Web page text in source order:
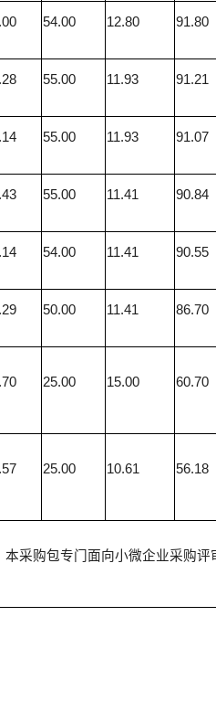
54.00 12.80 91.80
55.00 11.93 91.21
55.00 11.93 91.07
55.00 11.41 90.84
54.00 11.41 90.55
50.00 11.41 86.70
25.00 15.00 60.70
25.00 10.61 56.18
采购包专门面向小微企业采购评